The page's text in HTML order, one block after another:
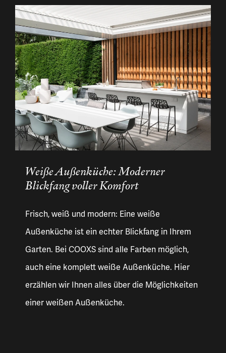
Weiße Außenküche: Moderner
Blickfang voller Komfort
Frisch, weiß und modern: Eine weiße
Außenküche ist ein echter Blickfang in Ihrem
Garten. Bei COOXS sind alle Farben möglich,
auch eine komplett weiße Außenküche. Hier
erzählen wir Ihnen alles über die Möglichkeiten
einer weißen Außenküche.